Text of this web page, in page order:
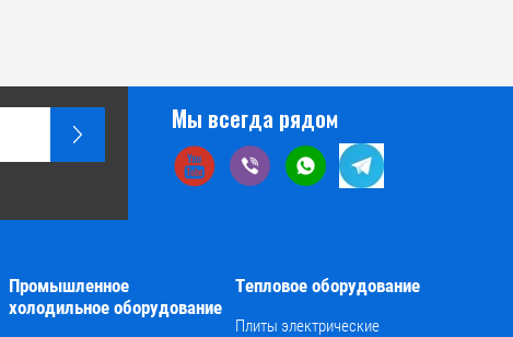
Мы всегда рядом
Промышленное
холодильное оборудование
Тепловое оборудование
Плиты электрические